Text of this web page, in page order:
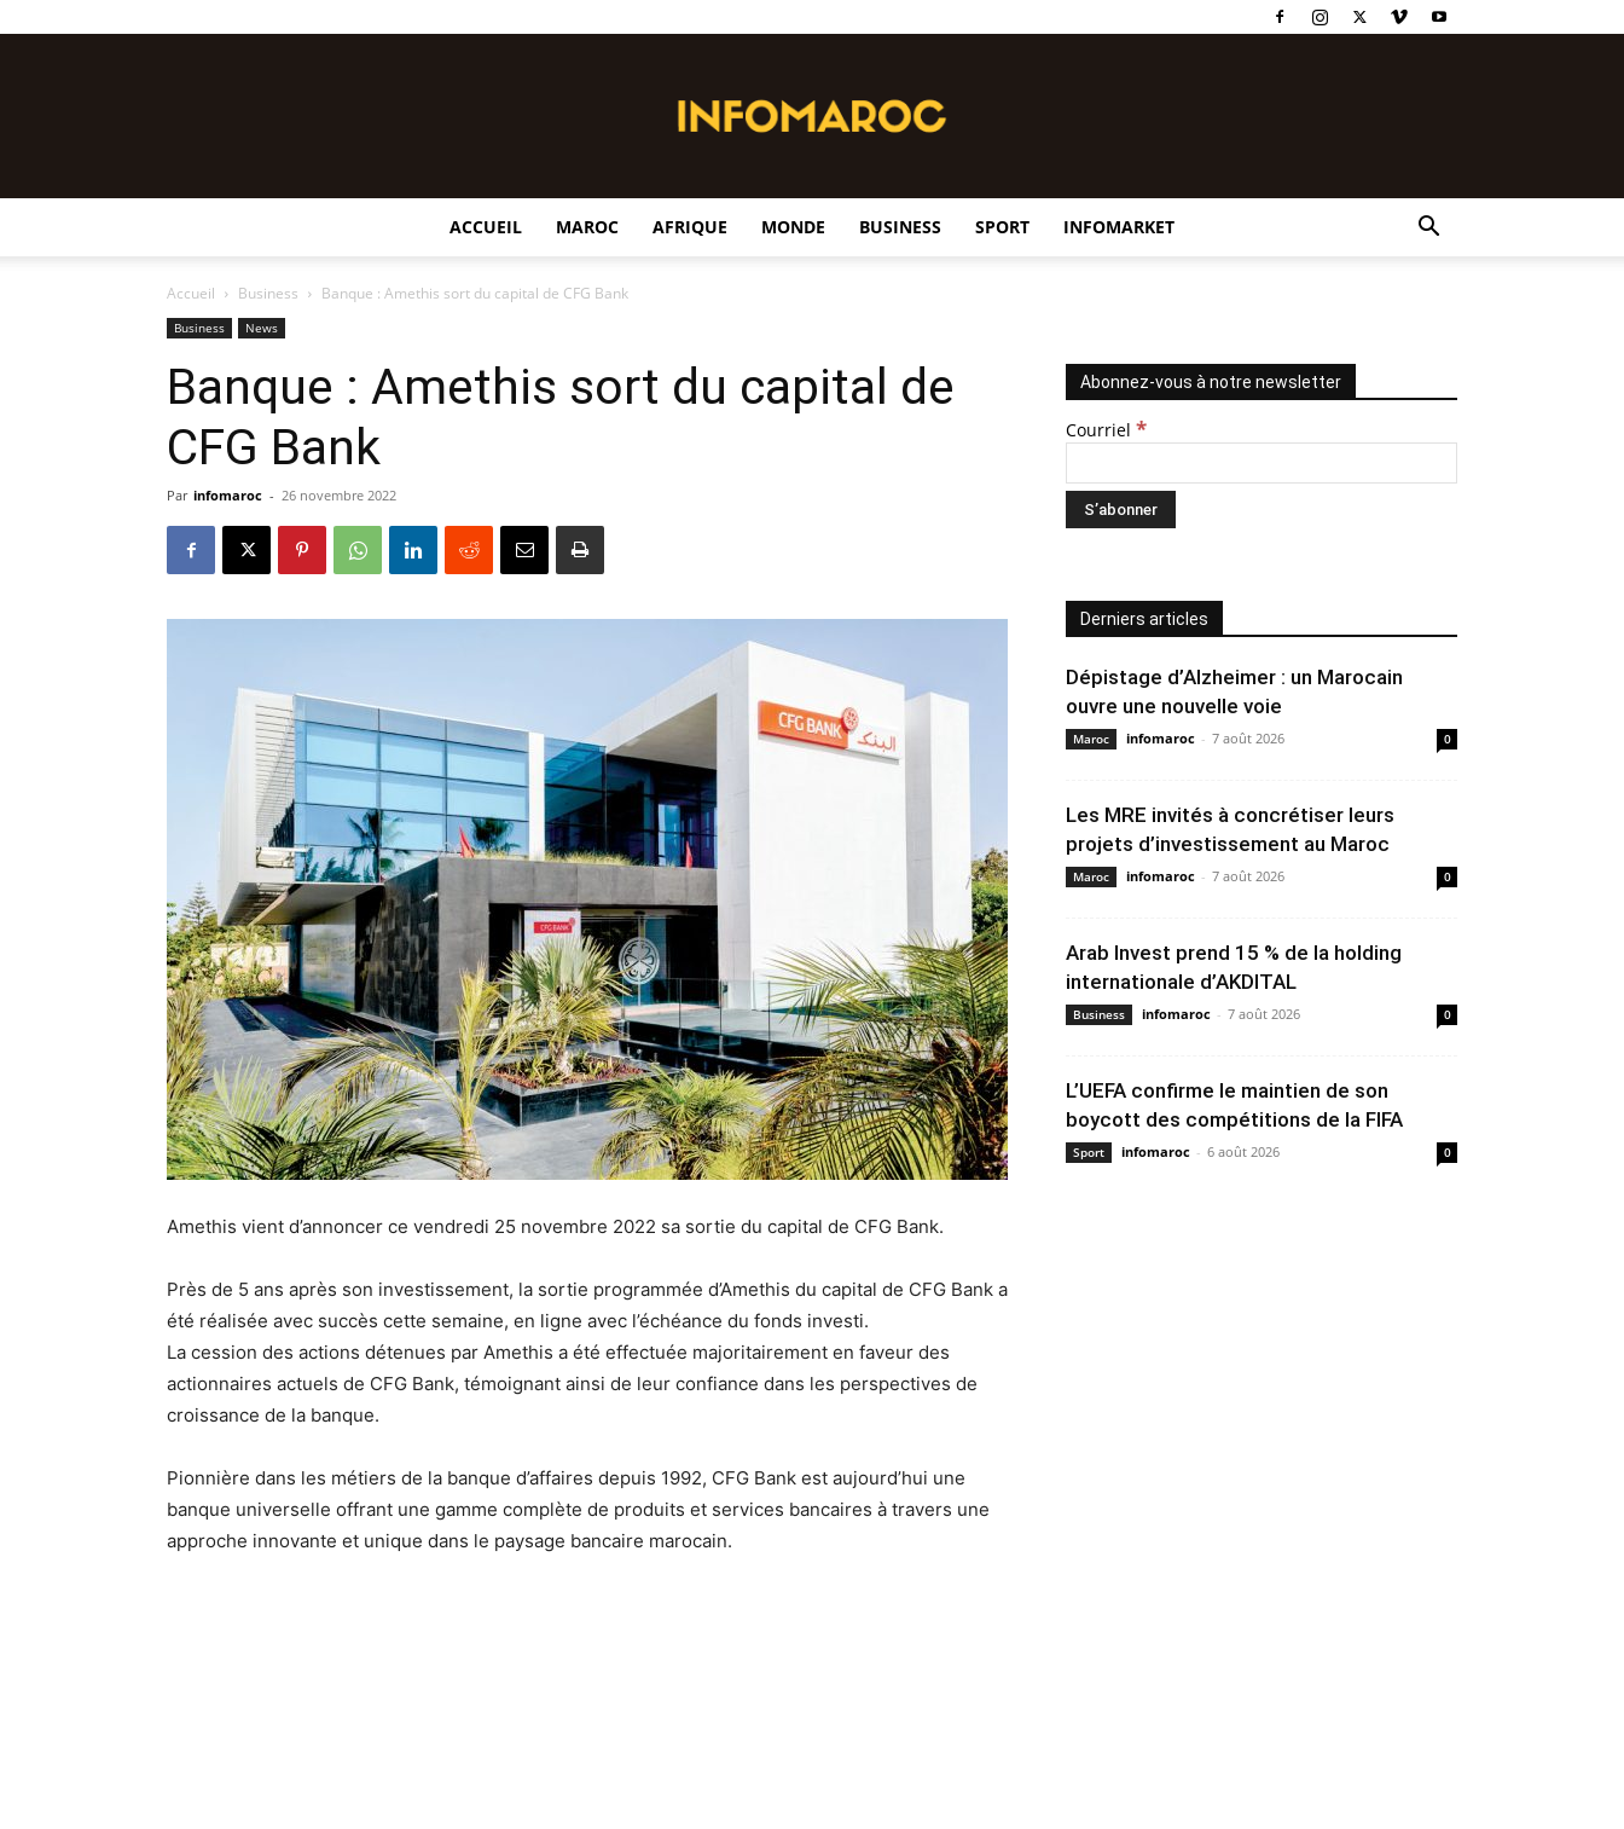
ACCUEIL MAROC AFRIQUE MONDE BUSINESS SPORT INFOMARKET
Accueil Business Banque : Amethis sort du capital de CFG Bank
Business News
Banque : Amethis sort du capital de
CFG Bank
Par infomaroc - 26 novembre 2022
Amethis vient d’annoncer ce vendredi 25 novembre 2022 sa sortie du capital de CFG Bank.
Près de 5 ans après son investissement, la sortie programmée d’Amethis du capital de CFG Bank a
été réalisée avec succès cette semaine, en ligne avec l’échéance du fonds investi.
La cession des actions détenues par Amethis a été effectuée majoritairement en faveur des
actionnaires actuels de CFG Bank, témoignant ainsi de leur confiance dans les perspectives de
croissance de la banque.
Pionnière dans les métiers de la banque d’affaires depuis 1992, CFG Bank est aujourd’hui une
banque universelle offrant une gamme complète de produits et services bancaires à travers une
approche innovante et unique dans le paysage bancaire marocain.
Abonnez-vous à notre newsletter
Courriel *
Derniers articles
Dépistage d’Alzheimer : un Marocain
ouvre une nouvelle voie
Maroc infomaroc - 7 août 2026 0
Les MRE invités à concrétiser leurs
projets d’investissement au Maroc
Maroc infomaroc - 7 août 2026 0
Arab Invest prend 15 % de la holding
internationale d’AKDITAL
Business infomaroc - 7 août 2026 0
L’UEFA confirme le maintien de son
boycott des compétitions de la FIFA
Sport infomaroc - 6 août 2026 0